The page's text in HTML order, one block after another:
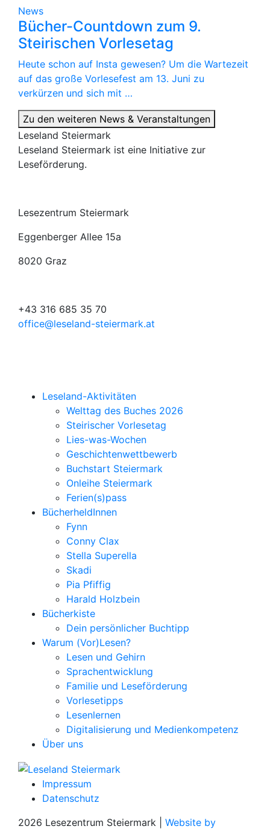
News
Bücher-Countdown zum 9.
Steirischen Vorlesetag
Heute schon auf Insta gewesen? Um die Wartezeit
auf das große Vorlesefest am 13. Juni zu
verkürzen und sich mit …
Zu den weiteren News & Veranstaltungen
Leseland Steiermark
Leseland Steiermark ist eine Initiative zur
Leseförderung.
Lesezentrum Steiermark
Eggenberger Allee 15a
8020 Graz
+43 316 685 35 70
office@leseland-steiermark.at
Leseland-Aktivitäten
Welttag des Buches 2026
Steirischer Vorlesetag
Lies-was-Wochen
Geschichtenwettbewerb
Buchstart Steiermark
Onleihe Steiermark
Ferien(s)pass
BücherheldInnen
Fynn
Conny Clax
Stella Superella
Skadi
Pia Pfiffig
Harald Holzbein
Bücherkiste
Dein persönlicher Buchtipp
Warum (Vor)Lesen?
Lesen und Gehirn
Sprachentwicklung
Familie und Leseförderung
Vorlesetipps
Lesenlernen
Digitalisierung und Medienkompetenz
Über uns
Impressum
Datenschutz
2026 Lesezentrum Steiermark | Website by